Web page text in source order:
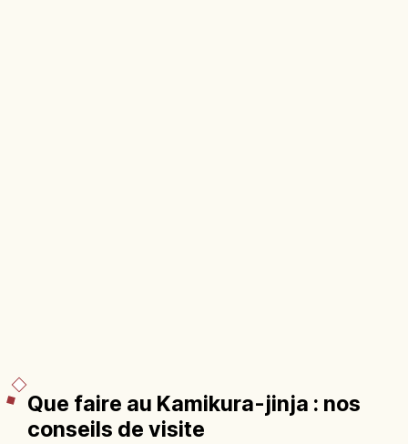
Que faire au Kamikura-jinja : nos
conseils de visite